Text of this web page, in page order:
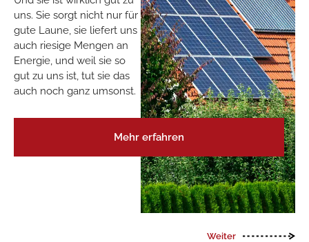
um uns herum.
Wärmepumpen
verwandeln diese Energie
in wohnliche Wärme,
wofür Sie nur 25 % Strom
als Antriebsenergie
Mehr erfahren
Weiter